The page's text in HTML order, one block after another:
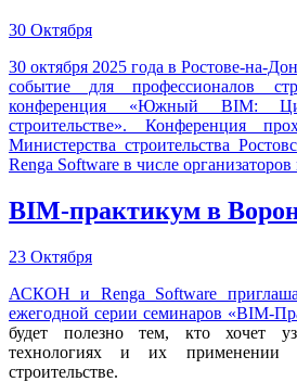
30 Октября
30 октября 2025 года в Ростове-на-
событие для профессионалов
конференция «Южный BIM:
строительстве». Конференция
Министерства строительства
Renga Software в числе
BIM-практикум в
23 Октября
АСКОН и Renga Software
ежегодной серии семинаров «BIM-
будет полезно тем, кто хочет
технологиях и их применении
строительстве.